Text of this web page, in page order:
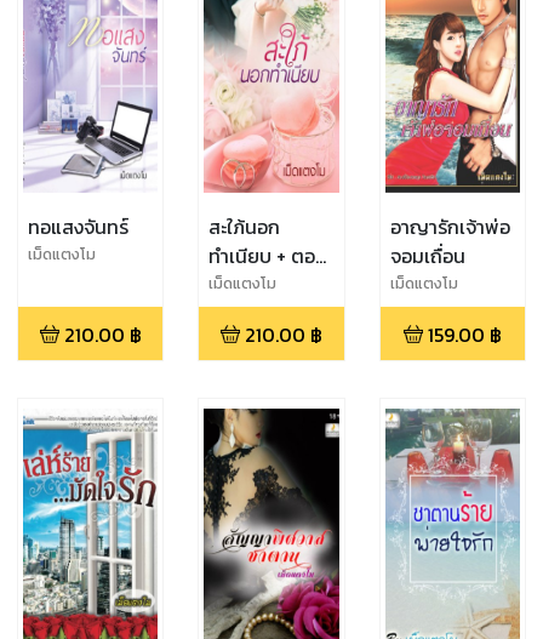
ทอแสงจันทร์
เม็ดแตงโม
210.00 ฿
สะใภ้นอก
ทำเนียบ + ตอน
พิเศษ
เม็ดแตงโม
210.00 ฿
อาญารักเจ้าพ่อ
จอมเถื่อน
เม็ดแตงโม
159.00 ฿